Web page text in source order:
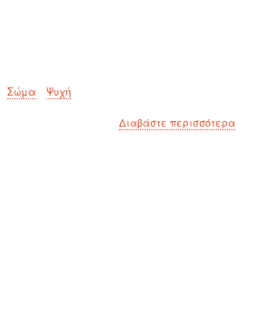
Σώμα Ψυχή
Διαβάστε περισσότεραγια
το